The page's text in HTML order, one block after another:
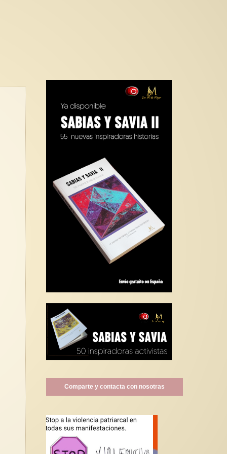
Comparte y contacta con nosotras